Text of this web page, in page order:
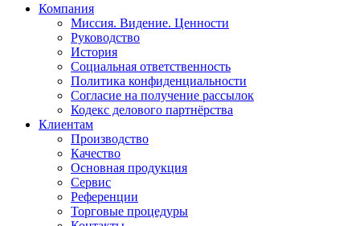
Компания
Миссия. Видение. Ценности
Руководство
История
Социальная ответственность
Политика конфиденциальности
Согласие на получение рассылок
Кодекс делового партнёрства
Клиентам
Производство
Качество
Основная продукция
Сервис
Референции
Торговые процедуры